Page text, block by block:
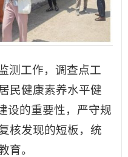
测工作，调查点工
民健康素养水平健
设的重要性，严守规
核发现的短板，统
育。